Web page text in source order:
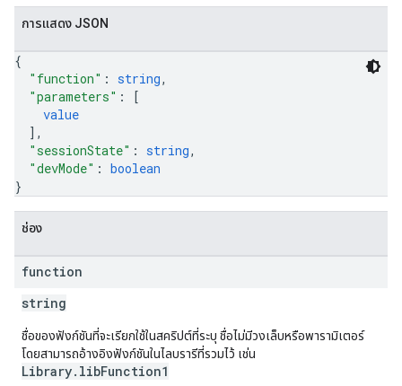
การแสดง JSON
{
"function" : string,
"parameters" :
[
value
] ,
"sessionState" : string,
"devMode" : boolean
}
ช่อง
function
string
ชื่อของฟังก์ชันที่จะเรียกใช้ในสคริปต์ที่ระบุ ชื่อไม่มีวงเล็บหรือพารามิเตอร์
โดยสามารถอ้างอิงฟังก์ชันในไลบรารีที่รวมไว้ เช่น
Library.libFunction1